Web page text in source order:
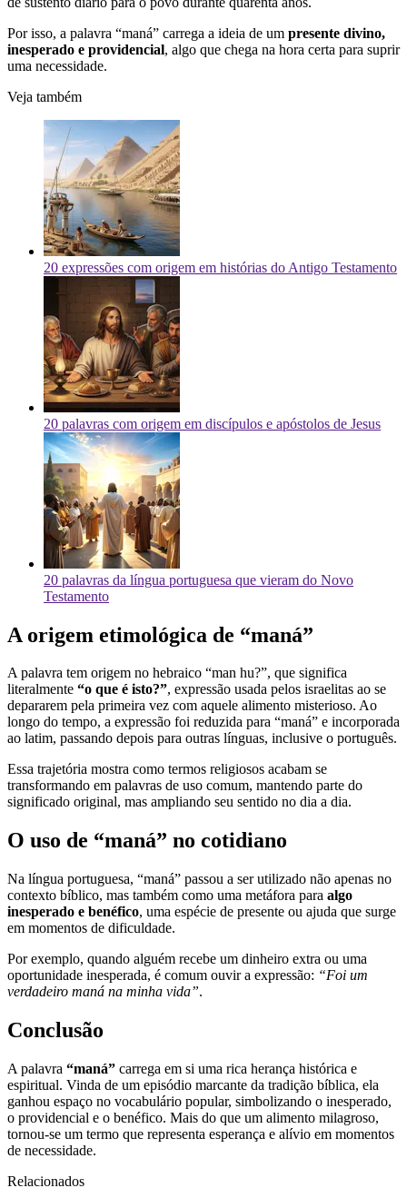
Por isso, a palavra “maná” carrega a ideia de um presente divino,
inesperado e providencial, algo que chega na hora certa para suprir
uma necessidade.
Veja também
20 expressões com origem em histórias do Antigo Testamento
20 palavras com origem em discípulos e apóstolos de Jesus
20 palavras da língua portuguesa que vieram do Novo
Testamento
A origem etimológica de “maná”
A palavra tem origem no hebraico “man hu?”, que significa
literalmente “o que é isto?”, expressão usada pelos israelitas ao se
depararem pela primeira vez com aquele alimento misterioso. Ao
longo do tempo, a expressão foi reduzida para “maná” e incorporada
ao latim, passando depois para outras línguas, inclusive o português.
Essa trajetória mostra como termos religiosos acabam se
transformando em palavras de uso comum, mantendo parte do
significado original, mas ampliando seu sentido no dia a dia.
O uso de “maná” no cotidiano
Na língua portuguesa, “maná” passou a ser utilizado não apenas no
contexto bíblico, mas também como uma metáfora para algo
inesperado e benéfico, uma espécie de presente ou ajuda que surge
em momentos de dificuldade.
Por exemplo, quando alguém recebe um dinheiro extra ou uma
oportunidade inesperada, é comum ouvir a expressão: “Foi um
verdadeiro maná na minha vida”.
Conclusão
A palavra “maná” carrega em si uma rica herança histórica e
espiritual. Vinda de um episódio marcante da tradição bíblica, ela
ganhou espaço no vocabulário popular, simbolizando o inesperado,
o providencial e o benéfico. Mais do que um alimento milagroso,
tornou-se um termo que representa esperança e alívio em momentos
de necessidade.
Relacionados